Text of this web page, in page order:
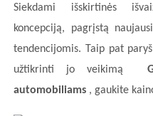
Siekdami išskirtinės
koncepciją, pagrįstą
tendencijomis. Taip pat
užtikrinti jo veikimą
automobiliams , gaukite